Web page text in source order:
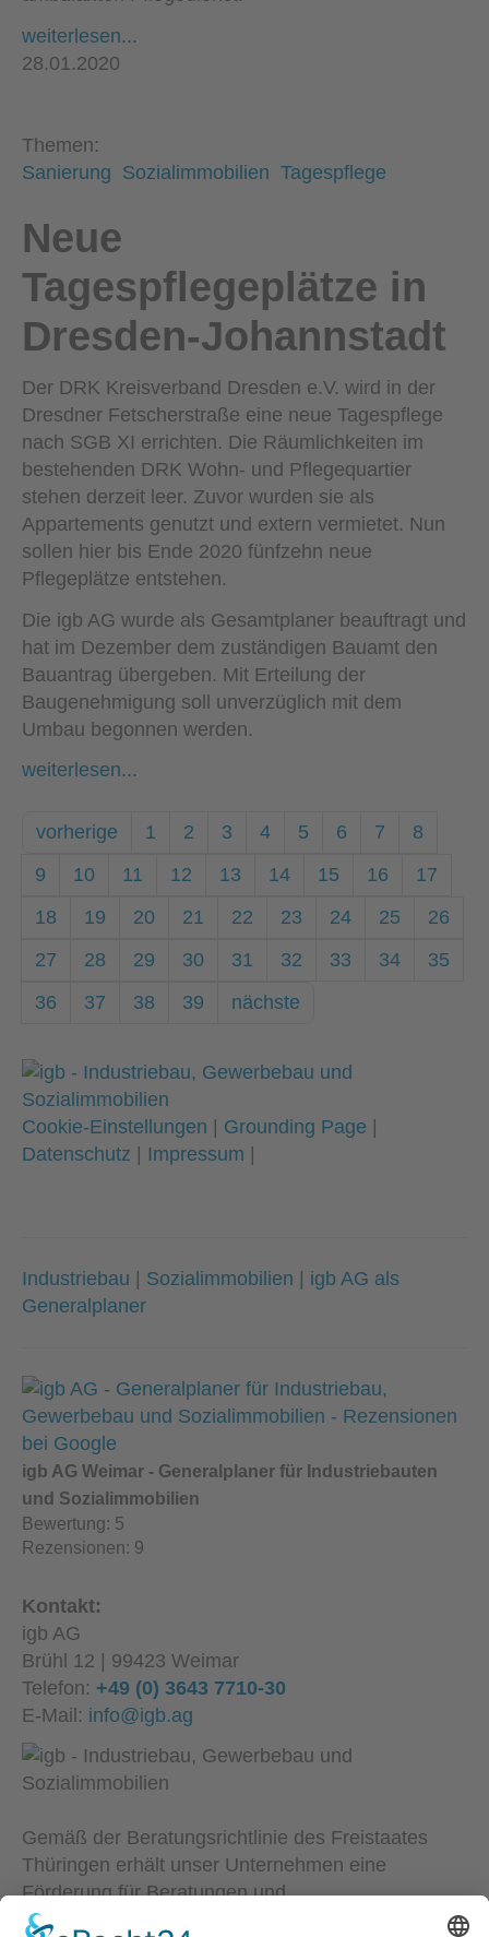
weiterlesen...
28.01.2020
Themen:
Sanierung Sozialimmobilien Tagespflege
Neue
Tagespflegeplätze in
Dresden-Johannstadt
Der DRK Kreisverband Dresden e.V. wird in der
Dresdner Fetscherstraße eine neue Tagespflege
nach SGB XI errichten. Die Räumlichkeiten im
bestehenden DRK Wohn- und Pflegequartier
stehen derzeit leer. Zuvor wurden sie als
Appartements genutzt und extern vermietet. Nun
sollen hier bis Ende 2020 fünfzehn neue
Pflegeplätze entstehen.
Die igb AG wurde als Gesamtplaner beauftragt und
hat im Dezember dem zuständigen Bauamt den
Bauantrag übergeben. Mit Erteilung der
Baugenehmigung soll unverzüglich mit dem
Umbau begonnen werden.
weiterlesen...
vorherige 1 2 3 4 5 6 7
8
9
10 11 12 13 14 15 16
17
18
19 20 21 22 23 24 25
26
27
28 29 30 31 32 33 34
35
36
37 38 39 nächste
Cookie-Einstellungen Grounding Page
Datenschutz
Impressum
Industriebau | Sozialimmobilien | igb AG als
Generalplaner
igb AG Weimar - Generalplaner für Industriebauten
und Sozialimmobilien
Bewertung: 5
Rezensionen: 9
Kontakt:
igb AG
Brühl 12 | 99423 Weimar
Telefon: +49 (0) 3643 7710-30
E-Mail: info@igb.ag
Gemäß der Beratungsrichtlinie des Freistaates
Thüringen erhält unser Unternehmen eine
Förderung für Beratungen und
Prozessbegleitungen, die Strategien zum Aufbau